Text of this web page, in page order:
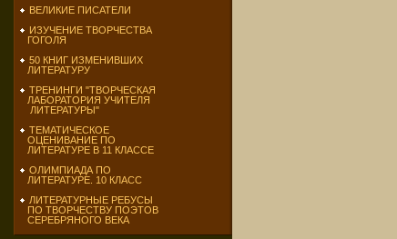
ВЕЛИКИЕ ПИСАТЕЛИ
ИЗУЧЕНИЕ ТВОРЧЕСТВА
ГОГОЛЯ
50 КНИГ ИЗМЕНИВШИХ
ЛИТЕРАТУРУ
ТРЕНИНГИ "ТВОРЧЕСКАЯ
ЛАБОРАТОРИЯ УЧИТЕЛЯ
ЛИТЕРАТУРЫ"
ТЕМАТИЧЕСКОЕ
ОЦЕНИВАНИЕ ПО
ЛИТЕРАТУРЕ В 11 КЛАССЕ
ОЛИМПИАДА ПО
ЛИТЕРАТУРЕ. 10 КЛАСС
ЛИТЕРАТУРНЫЕ РЕБУСЫ
ПО ТВОРЧЕСТВУ ПОЭТОВ
СЕРЕБРЯНОГО ВЕКА